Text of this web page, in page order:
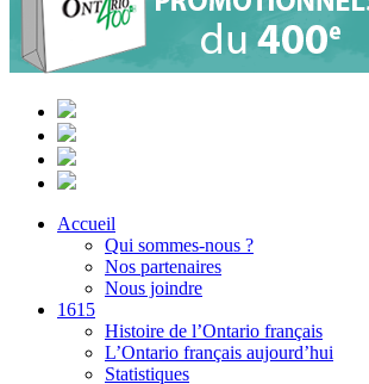
Accueil
Qui sommes-nous ?
Nos partenaires
Nous joindre
1615
Histoire de l’Ontario français
L’Ontario français aujourd’hui
Statistiques